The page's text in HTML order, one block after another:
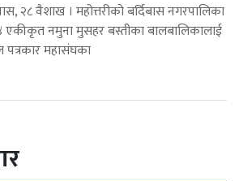
२८ वैशाख । महोत्तरीको बर्दिबास नगरपालिका
नमुना मुसहर बस्तीका बालबालिकालाई
पत्रकार महासंघका